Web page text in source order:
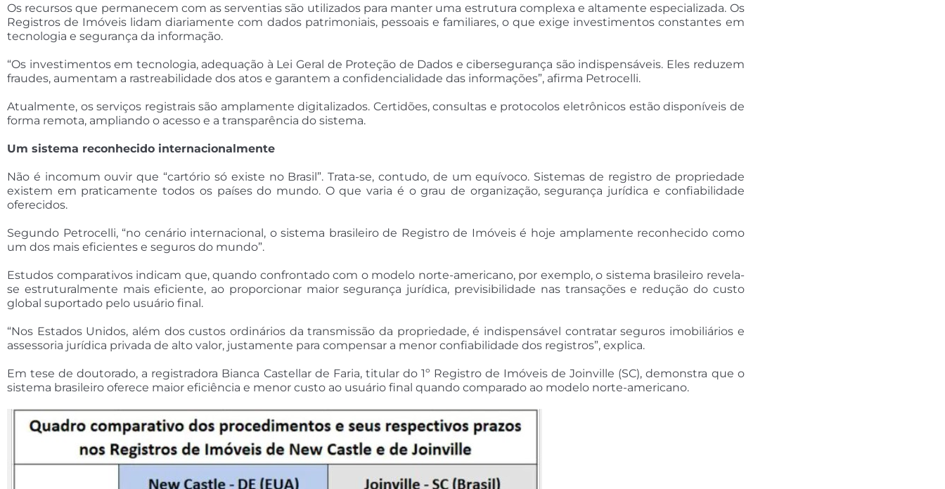
Os recursos que permanecem com as serventias são utilizados para manter uma estrutura complexa e altamente especializada. Os
Registros de Imóveis lidam diariamente com dados patrimoniais, pessoais e familiares, o que exige investimentos constantes em
tecnologia e segurança da informação.
“Os investimentos em tecnologia, adequação à Lei Geral de Proteção de Dados e cibersegurança são indispensáveis. Eles reduzem
fraudes, aumentam a rastreabilidade dos atos e garantem a confidencialidade das informações”, afirma Petrocelli.
Atualmente, os serviços registrais são amplamente digitalizados. Certidões, consultas e protocolos eletrônicos estão disponíveis de
forma remota, ampliando o acesso e a transparência do sistema.
Um sistema reconhecido internacionalmente
Não é incomum ouvir que “cartório só existe no Brasil”. Trata-se, contudo, de um equívoco. Sistemas de registro de propriedade
existem em praticamente todos os países do mundo. O que varia é o grau de organização, segurança jurídica e confiabilidade
oferecidos.
Segundo Petrocelli, “no cenário internacional, o sistema brasileiro de Registro de Imóveis é hoje amplamente reconhecido como
um dos mais eficientes e seguros do mundo”.
Estudos comparativos indicam que, quando confrontado com o modelo norte-americano, por exemplo, o sistema brasileiro revela-
se estruturalmente mais eficiente, ao proporcionar maior segurança jurídica, previsibilidade nas transações e redução do custo
global suportado pelo usuário final.
“Nos Estados Unidos, além dos custos ordinários da transmissão da propriedade, é indispensável contratar seguros imobiliários e
assessoria jurídica privada de alto valor, justamente para compensar a menor confiabilidade dos registros”, explica.
Em tese de doutorado, a registradora Bianca Castellar de Faria, titular do 1º Registro de Imóveis de Joinville (SC), demonstra que o
sistema brasileiro oferece maior eficiência e menor custo ao usuário final quando comparado ao modelo norte-americano.